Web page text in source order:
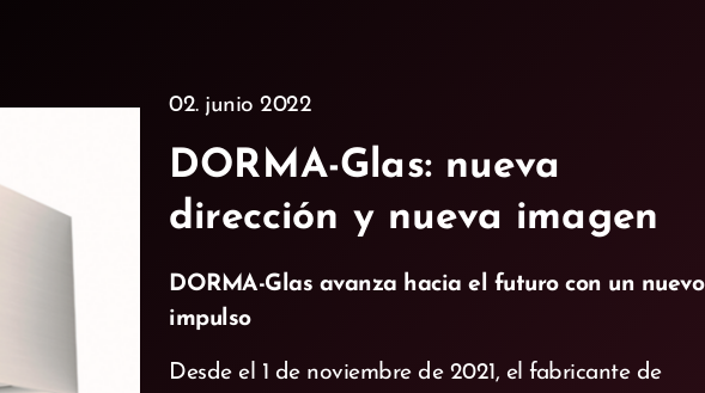
02. junio 2022
DORMA-Glas: nueva
dirección y nueva imagen
DORMA-Glas avanza hacia el futuro con un nuevo
impulso
Desde el 1 de noviembre de 2021, el fabricante de